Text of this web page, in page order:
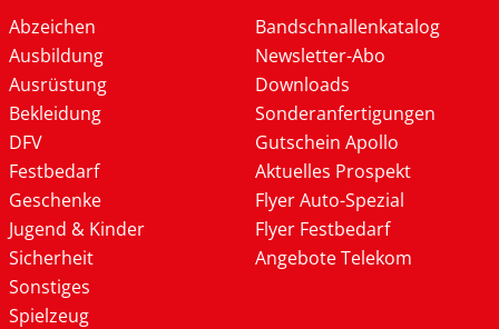
Abzeichen
Ausbildung
Ausrüstung
Bekleidung
DFV
Festbedarf
Geschenke
Jugend & Kinder
Sicherheit
Sonstiges
Spielzeug
Bandschnallenkatalog
Newsletter-Abo
Downloads
Sonderanfertigungen
Gutschein Apollo
Aktuelles Prospekt
Flyer Auto-Spezial
Flyer Festbedarf
Angebote Telekom